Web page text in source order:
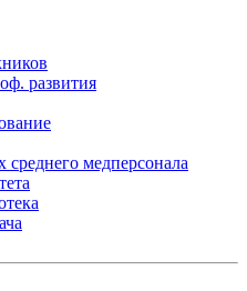
развития
среднего медперсонала